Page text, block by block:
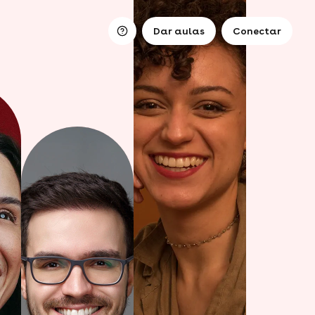
Dar aulas Conectar